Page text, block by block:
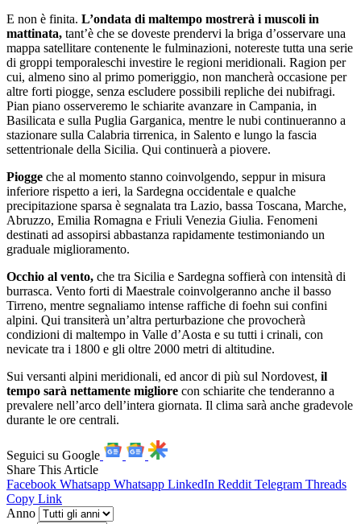
E non è finita. L’ondata di maltempo mostrerà i muscoli in
mattinata, tant’è che se doveste prendervi la briga d’osservare una
mappa satellitare contenente le fulminazioni, notereste tutta una serie
di groppi temporaleschi investire le regioni meridionali. Ragion per
cui, almeno sino al primo pomeriggio, non mancherà occasione per
altre forti piogge, senza escludere possibili repliche dei nubifragi.
Pian piano osserveremo le schiarite avanzare in Campania, in
Basilicata e sulla Puglia Garganica, mentre le nubi continueranno a
stazionare sulla Calabria tirrenica, in Salento e lungo la fascia
settentrionale della Sicilia. Qui continuerà a piovere.
Piogge che al momento stanno coinvolgendo, seppur in misura
inferiore rispetto a ieri, la Sardegna occidentale e qualche
precipitazione sparsa è segnalata tra Lazio, bassa Toscana, Marche,
Abruzzo, Emilia Romagna e Friuli Venezia Giulia. Fenomeni
destinati ad assopirsi abbastanza rapidamente testimoniando un
graduale miglioramento.
Occhio al vento, che tra Sicilia e Sardegna soffierà con intensità di
burrasca. Vento forti di Maestrale coinvolgeranno anche il basso
Tirreno, mentre segnaliamo intense raffiche di foehn sui confini
alpini. Qui transiterà un’altra perturbazione che provocherà
condizioni di maltempo in Valle d’Aosta e su tutti i crinali, con
nevicate tra i 1800 e gli oltre 2000 metri di altitudine.
Sui versanti alpini meridionali, ed ancor di più sul Nordovest, il
tempo sarà nettamente migliore con schiarite che tenderanno a
prevalere nell’arco dell’intera giornata. Il clima sarà anche gradevole
durante le ore centrali.
Seguici su Google
Share This Article
Facebook Whatsapp Whatsapp LinkedIn Reddit Telegram Threads
Copy Link
Anno